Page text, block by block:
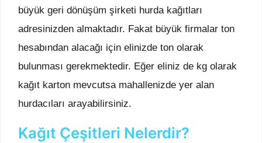
büyük geri dönüşüm şirketi hurda kağıtları
adresinizden almaktadır. Fakat büyük firmalar ton
hesabından alacağı için elinizde ton olarak
bulunması gerekmektedir. Eğer eliniz de kg olarak
kağıt karton mevcutsa mahallenizde yer alan
hurdacıları arayabilirsiniz.
Kağıt Çeşitleri Nelerdir?